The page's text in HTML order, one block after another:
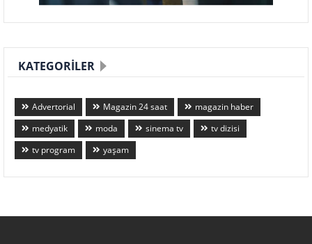
KATEGORILER
Advertorial Magazin 24 saat
magazin haber
medyatik
moda sinema tv
tv dizisi
tv program
yaşam